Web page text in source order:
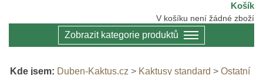
Košík
V košíku není žádné zboží
Zobrazit kategorie produktů
Kde jsem: Duben-Kaktus.cz > Kaktusy standard > Ostatní